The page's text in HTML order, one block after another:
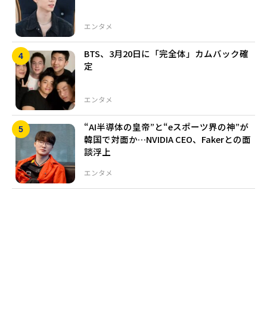
エンタメ
エンタメ
BTS、3月20日に「完全体」カムバック確
定
エンタメ
“AI半導体の皇帝”と“eスポーツ界の神”が
韓国で対面か…NVIDIA CEO、Fakerとの面
談浮上